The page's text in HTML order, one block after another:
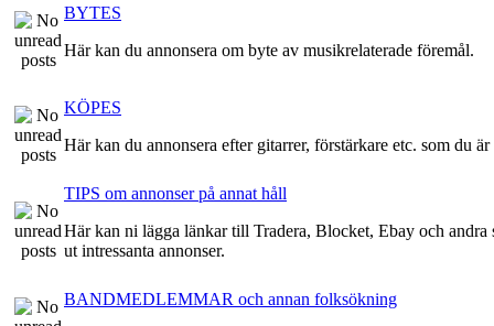
BYTES
Här kan du annonsera om byte av musikrelaterade föremål.
KÖPES
Här kan du annonsera efter gitarrer, förstärkare etc. som du
TIPS om annonser på annat håll
Här kan ni lägga länkar till Tradera, Blocket, Ebay och andra
ut intressanta annonser.
BANDMEDLEMMAR och annan folksökning